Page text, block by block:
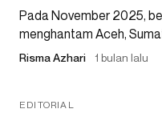
Pada November 2025,
menghantam Aceh,
Risma Azhari 1 bulan lalu
EDITORIAL